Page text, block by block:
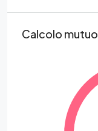
Calcolo mutuo